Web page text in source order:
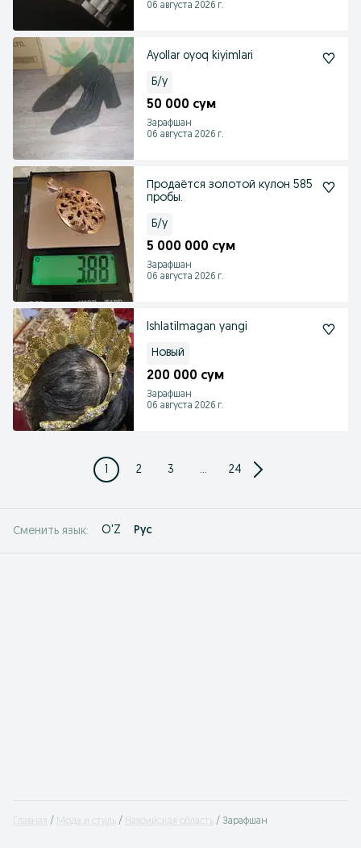
06 августа 2026 г.
Ayollar oyoq kiyimlari
Б/у
50 000 сум
Зарафшан
06 августа 2026 г.
Продаётся золотой кулон 585
пробы.
Б/у
5 000 000 сум
Зарафшан
06 августа 2026 г.
Ishlatilmagan yangi
Новый
200 000 сум
Зарафшан
06 августа 2026 г.
1 2 3 ... 24
Сменить язык: O'Z Рус
Главная Мода и стиль Навоийская область Зарафшан